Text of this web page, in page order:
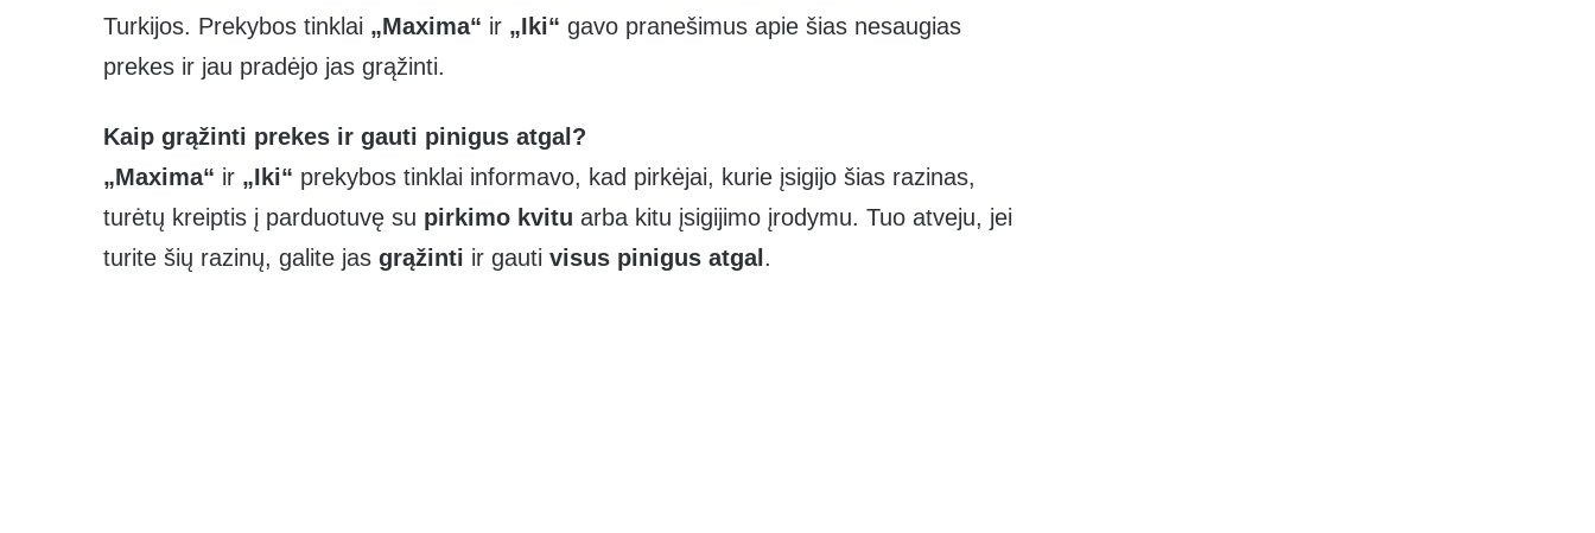
Turkijos. Prekybos tinklai „Maxima“ ir „Iki“ gavo pranešimus apie šias nesaugias
prekes ir jau pradėjo jas grąžinti.
Kaip grąžinti prekes ir gauti pinigus atgal?
„Maxima“ ir „Iki“ prekybos tinklai informavo, kad pirkėjai, kurie įsigijo šias razinas,
turėtų kreiptis į parduotuvę su pirkimo kvitu arba kitu įsigijimo įrodymu. Tuo atveju, jei
turite šių razinų, galite jas grąžinti ir gauti visus pinigus atgal.